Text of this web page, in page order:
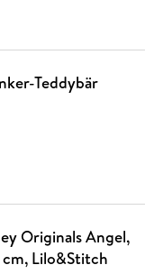
Teddybär
Originals Angel,
cm, Lilo&Stitch